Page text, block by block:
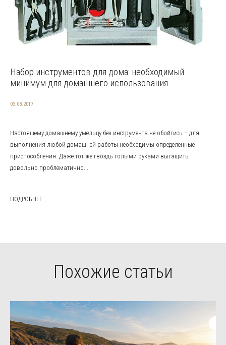
Набор инструментов для дома: необходимый
минимум для домашнего использования
03.08.2017
Настоящему домашнему умельцу без инструмента не обойтись – для
выполнения любой домашней работы необходимы определенные
приспособления. Даже тот же гвоздь голыми руками вытащить
довольно проблематично...
ПОДРОБНЕЕ
Похожие статьи